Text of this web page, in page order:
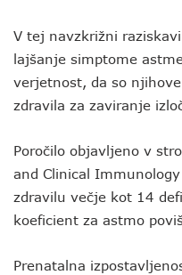
V tej navzkrižni
lajšanje simptome
verjetnost, da so
zdravila za zaviranje
Poročilo objavljeno v
and Clinical
zdravilu večje kot 14
koeficient za astmo
Prenatalna